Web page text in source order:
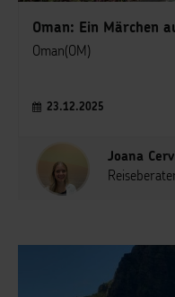
Oman: Ein Märchen
Oman(OM)
23.12.2025
Joana